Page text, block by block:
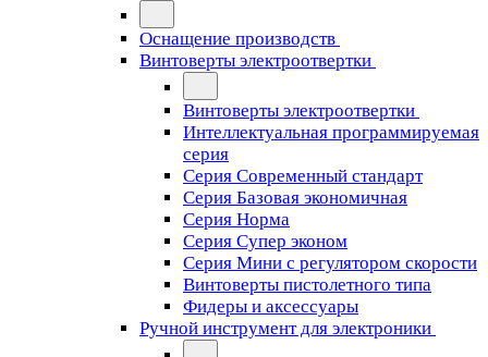
Оснащение производств
Винтоверты электроотвертки
Винтоверты электроотвертки
Интеллектуальная программируемая
серия
Серия Современный стандарт
Серия Базовая экономичная
Серия Норма
Серия Cупер эконом
Серия Мини с регулятором скорости
Винтоверты пистолетного типа
Фидеры и аксессуары
Ручной инструмент для электроники